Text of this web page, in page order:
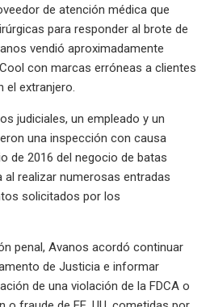
de atención médica que
para responder al brote de
vendió aproximadamente
con marcas erróneas a clientes
el extranjero.
judiciales, un empleado y un
una inspección con causa
de 2016 del negocio de batas
al realizar numerosas entradas
solicitados por los
penal, Avanos acordó continuar
de Justicia e informar
de una violación de la FDCA o